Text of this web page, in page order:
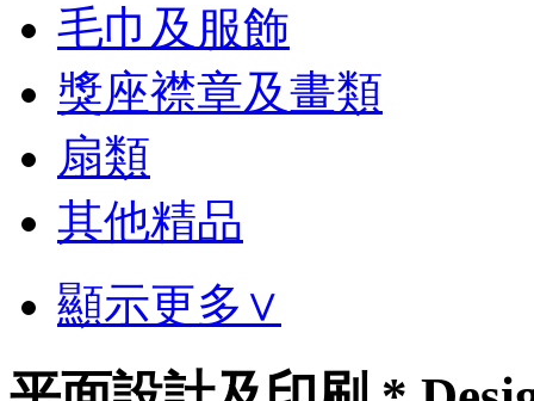
毛巾及服飾
獎座襟章及畫類
扇類
其他精品
顯示更多∨